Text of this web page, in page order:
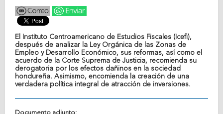
El Instituto Centroamericano de Estudios Fiscales (Icefi),
después de analizar la Ley Orgánica de las Zonas de
Empleo y Desarrollo Económico, sus reformas, así como el
acuerdo de la Corte Suprema de Justicia, recomienda su
derogatoria por los efectos dañinos en la sociedad
hondureña. Asimismo, encomienda la creación de una
verdadera política integral de atracción de inversiones.